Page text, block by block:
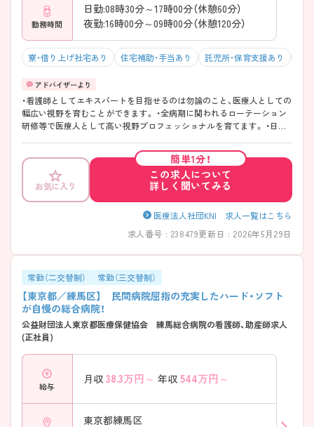
勤務時間
日勤:08時30分～17時00分（休憩60分）
夜勤:16時00分～09時00分（休憩120分）
寮・借り上げ社宅あり 住宅補助・手当あり 託児所・保育支援あり
・看護師としてエキスパートを目指せるのは勿論のこと、医療人としての
幅広い視野を育むことができます。 ・全病期に関われるローテーション
研修等で医療人として高い視野プロフェッショナルを育てます。 ・日本
募前相談可能） 脳卒中、脳梗塞のオペ件数は都内でもトップクラス。教育
体制も様々なセミナーを設け看護師の技術だけでなく考え方など人間と
しても成長することができる環境です。 また、寮完備のため転居者の方
にもおすすめです！ ご興味のある方には、面接対策ポイントなど、さらに
詳細をお話しいたしますので、お気軽にご相談ください。
お気に入り
簡単1分！
この求人について
詳しく聞いてみる
医療法人社団KNI 求人一覧はこちら
求人番号 : 238479更新日 : 2026年5月29日
常勤（二交替制） 常勤（三交替制）
【東京都／練馬区】 民間病院屈指の充実したハード・ソフト
が自慢の総合病院！
公益財団法人東京都医療保健協会 練馬総合病院の看護師、助産師求人
(正社員)
給与
月収 38.3万円～ 年収 544万円～
東京都練馬区